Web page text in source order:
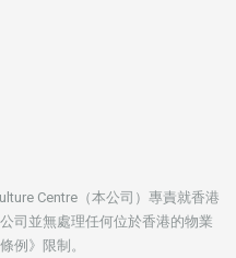
Centre（本公司）專責就香港
司並無處理任何位於香港的物業
例》限制。